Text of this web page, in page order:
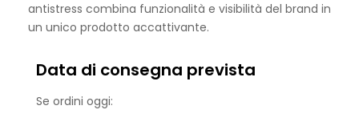
antistress combina funzionalità e visibilità del brand in
un unico prodotto accattivante.
Data di consegna prevista
Se ordini oggi: